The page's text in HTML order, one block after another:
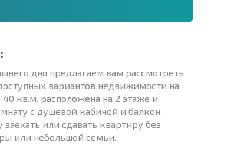
дня предлагаем вам рассмотреть
вариантов недвижимости на
кв.м. расположена на 2 этаже и
с душевой кабиной и балкон.
или сдавать квартиру без
или небольшой семьи.